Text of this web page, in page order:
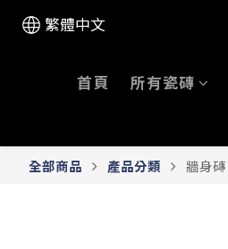
繁體中文
首頁 所有瓷磚
全部商品 產品分類 牆身磚